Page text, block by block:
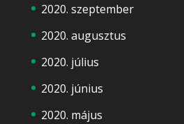
2020. szeptember
2020. augusztus
2020. július
2020. június
2020. május